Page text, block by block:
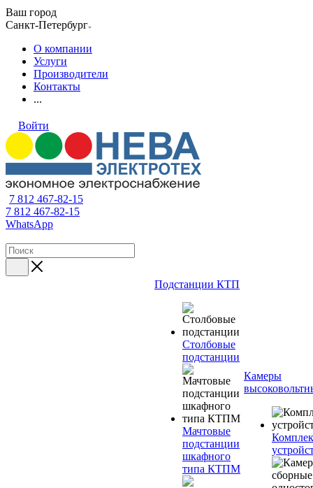
Ваш город
Санкт-Петербург
О компании
Услуги
Производители
Контакты
...
Войти
7 812 467-82-15
7 812 467-82-15
WhatsApp
Подстанции КТП
Столбовые
подстанции
Мачтовые
подстанции
шкафного
типа КТПМ
Камеры